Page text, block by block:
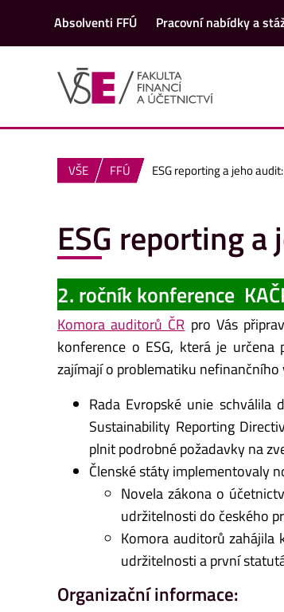
Absolventi FFÚ Pracovní nabídky a
VŠE FFÚ ESG reporting a jeho
ESG reporting
2. ročník konference
Komora auditorů ČR pro Vás
konference o ESG, která je
zajímají o problematiku
Rada Evropské unie
Sustainability Reporting
plnit podrobné požadavky na
Členské státy implementovaly
Novela zákona o
udržitelnosti do českého
Komora auditorů zahájila
udržitelnosti a první
Organizační informace: